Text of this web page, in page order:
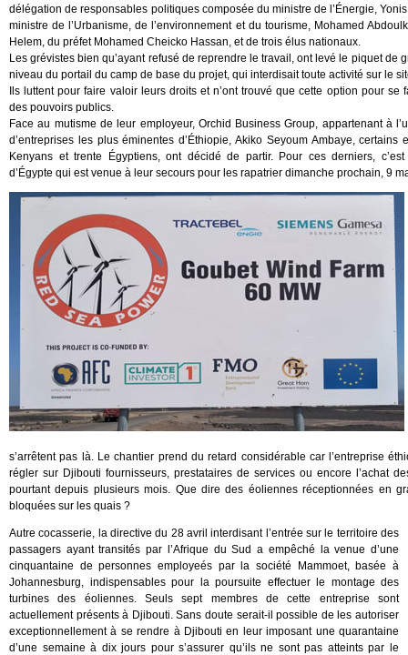
délégation de responsables politiques composée du ministre de l’Énergie,
ministre de l’Urbanisme, de l’environnement et du tourisme, Mohamed
Helem, du préfet Mohamed Cheicko Hassan, et de trois élus nationaux.
Les grévistes bien qu’ayant refusé de reprendre le travail, ont levé le piquet de
niveau du portail du camp de base du projet, qui interdisait toute activité sur le
Ils luttent pour faire valoir leurs droits et n’ont trouvé que cette option pour se
des pouvoirs publics.
Face au mutisme de leur employeur, Orchid Business Group, appartenant à
d’entreprises les plus éminentes d’Éthiopie, Akiko Seyoum Ambaye, certains
Kenyans et trente Égyptiens, ont décidé de partir. Pour ces derniers, c’est
d’Égypte qui est venue à leur secours pour les rapatrier dimanche prochain, 9
s’arrêtent pas là. Le chantier prend du retard considérable car l’entreprise
régler sur Djibouti fournisseurs, prestataires de services ou encore l’achat
pourtant depuis plusieurs mois. Que dire des éoliennes réceptionnées en
bloquées sur les quais ?
Autre cocasserie, la directive du 28 avril interdisant l’entrée sur le territoire des
passagers ayant transités par l’Afrique du Sud a empêché la venue d’une
cinquantaine de personnes employeés par la société Mammoet, basée à
Johannesburg, indispensables pour la poursuite effectuer le montage des
turbines des éoliennes. Seuls sept membres de cette entreprise sont
actuellement présents à Djibouti. Sans doute serait-il possible de les autoriser
exceptionnellement à se rendre à Djibouti en leur imposant une quarantaine
d’une semaine à dix jours pour s’assurer qu’ils ne sont pas atteints par le